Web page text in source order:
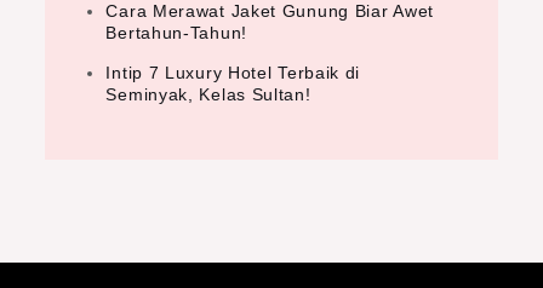
Cara Merawat Jaket Gunung Biar Awet
Bertahun-Tahun!
Intip 7 Luxury Hotel Terbaik di
Seminyak, Kelas Sultan!